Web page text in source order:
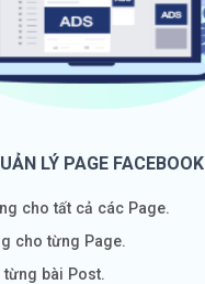
LÝ PAGE FACEBOOK
cho tất cả các Page.
cho từng Page.
từng bài Post.